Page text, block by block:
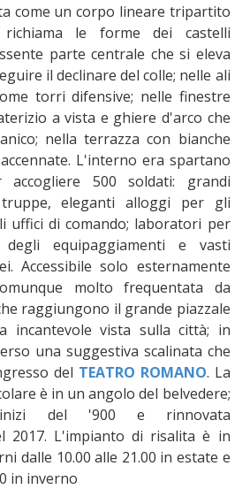
come un corpo lineare tripartito
richiama le forme dei castelli
parte centrale che si eleva
il declinare del colle; nelle ali
torri difensive; nelle finestre
a vista e ghiere d'arco che
nella terrazza con bianche
L'interno era spartano
500 soldati: grandi
eleganti alloggi per gli
uffici di comando; laboratori per
degli equipaggiamenti e vasti
Accessibile solo esternamente
molto frequentata da
raggiungono il grande piazzale
incantevole vista sulla città; in
una suggestiva scalinata che
del TEATRO ROMANO. La
è in un angolo del belvedere;
del '900 e rinnovata
2017. L'impianto di risalita è in
dalle 10.00 alle 21.00 in estate e
in inverno